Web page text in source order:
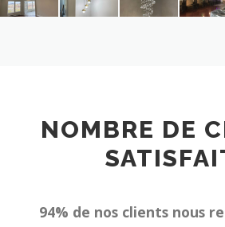
NOMBRE DE
94% de nos clients nous